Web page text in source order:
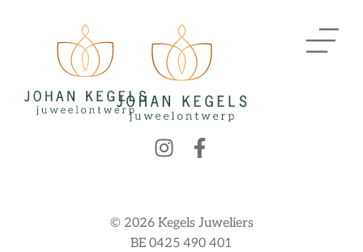
© 2026 Kegels Juweliers
BE 0425 490 401